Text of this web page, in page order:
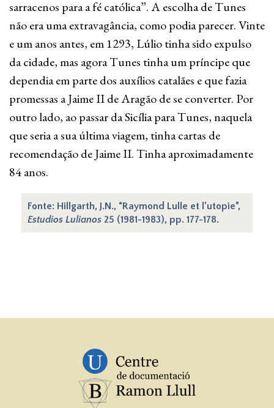
sarracenos para a fé católica”. A escolha de Tunes
não era uma extravagância, como podia parecer. Vinte
e um anos antes, em 1293, Lúlio tinha sido expulso
da cidade, mas agora Tunes tinha um príncipe que
dependia em parte dos auxílios catalães e que fazia
promessas a Jaime II de Aragão de se converter. Por
outro lado, ao passar da Sicília para Tunes, naquela
que seria a sua última viagem, tinha cartas de
recomendação de Jaime II. Tinha aproximadamente
84 anos.
Fonte: Hillgarth, J.N., “Raymond Lulle et l’utopie”,
Estudios Lulianos 25 (1981-1983), pp. 177-178.